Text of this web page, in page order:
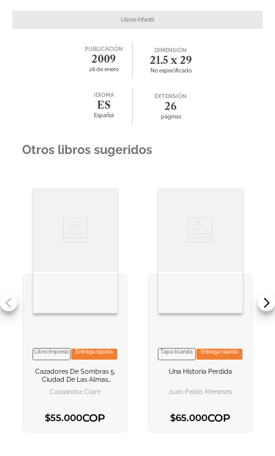
Libros Infantil
PUBLICACIÓN
2009
26 de enero
DIMENSIÓN
21.5 x 29
No especificado
IDIOMA
ES
Español
EXTENSIÓN
26
páginas
Otros libros sugeridos
VER INFORMACION
AGREGAR AL
Libro Impreso Entrega rápida
Cazadores De Sombras 5.
Ciudad De Las Almas
Perdidas
Cassandra Clare
$55.000COP
VER INFORMACION
Tapa blanda Entrega rápida
Una Historia Perdida
Juan Pablo Meneses
$65.000COP